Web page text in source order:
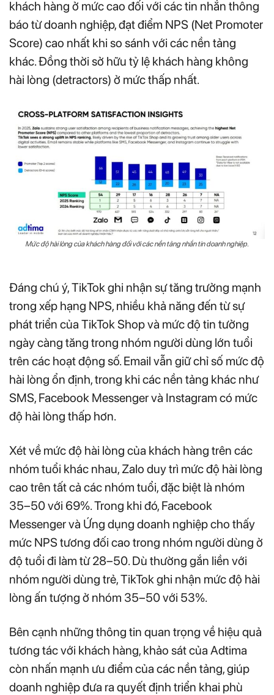
khách hàng ở mức cao đối với các tin nhắn thông
báo từ doanh nghiệp, đạt điểm NPS (Net Promoter
Score) cao nhất khi so sánh với các nền tảng
khác. Đồng thời sở hữu tỷ lệ khách hàng không
hài lòng (detractors) ở mức thấp nhất.
Mức độ hài lòng của khách hàng đối với các nền tảng nhắn tin doanh nghiệp.
Đáng chú ý, TikTok ghi nhận sự tăng trưởng mạnh
trong xếp hạng NPS, nhiều khả năng đến từ sự
phát triển của TikTok Shop và mức độ tin tưởng
ngày càng tăng trong nhóm người dùng lớn tuổi
trên các hoạt động số. Email vẫn giữ chỉ số mức độ
hài lòng ổn định, trong khi các nền tảng khác như
SMS, Facebook Messenger và Instagram có mức
độ hài lòng thấp hơn.
Xét về mức độ hài lòng của khách hàng trên các
nhóm tuổi khác nhau, Zalo duy trì mức độ hài lòng
cao trên tất cả các nhóm tuổi, đặc biệt là nhóm
35–50 với 69%. Trong khi đó, Facebook
Messenger và Ứng dụng doanh nghiệp cho thấy
mức NPS tương đối cao trong nhóm người dùng ở
độ tuổi đi làm từ 28–50. Dù thường gắn liền với
nhóm người dùng trẻ, TikTok ghi nhận mức độ hài
lòng ấn tượng ở nhóm 35–50 với 53%.
Bên cạnh những thông tin quan trọng về hiệu quả
tương tác với khách hàng, khảo sát của Adtima
còn nhấn mạnh ưu điểm của các nền tảng, giúp
doanh nghiệp đưa ra quyết định triển khai phù